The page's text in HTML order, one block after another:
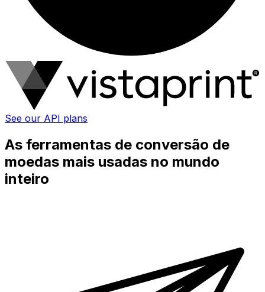
See our API plans
As ferramentas de conversão de
moedas mais usadas no mundo
inteiro